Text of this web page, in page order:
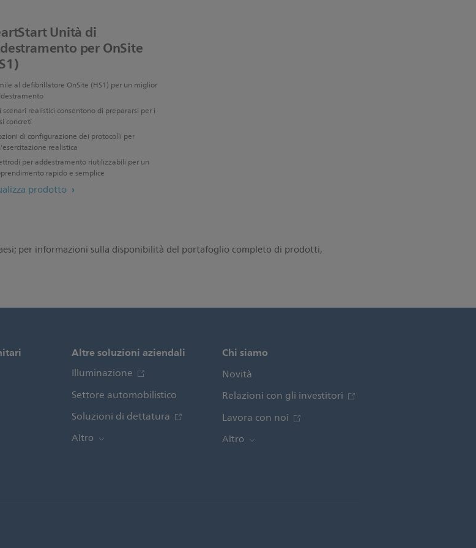
Unità di
per OnSite
al defibrillatore OnSite (HS1) per un miglior
scenari realistici consentono di prepararsi per i
concreti
di configurazione dei protocolli per
realistica
per addestramento riutilizzabili per un
rapido e semplice
prodotto
per informazioni sulla disponibilità del portafoglio completo di prodotti,
Altre soluzioni aziendali
Illuminazione
Settore automobilistico
Soluzioni di dettatura
Altro
Chi siamo
Novità
Relazioni con gli investitori
Lavora con noi
Altro